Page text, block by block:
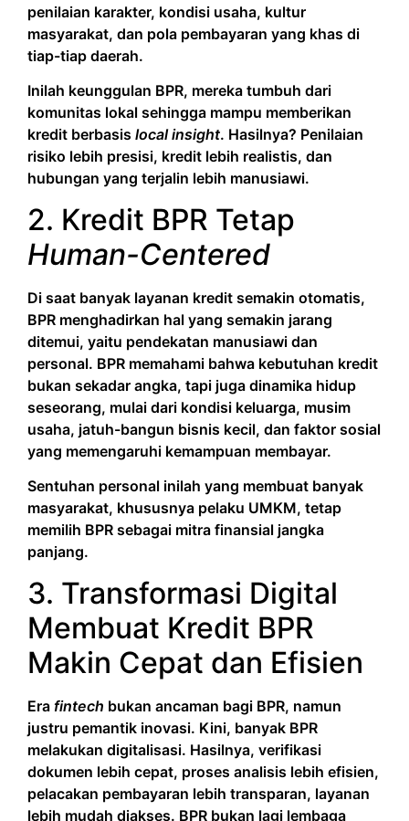
penilaian karakter, kondisi usaha, kultur
masyarakat, dan pola pembayaran yang khas di
tiap-tiap daerah.
Inilah keunggulan BPR, mereka tumbuh dari
komunitas lokal sehingga mampu memberikan
kredit berbasis local insight. Hasilnya? Penilaian
risiko lebih presisi, kredit lebih realistis, dan
hubungan yang terjalin lebih manusiawi.
2. Kredit BPR Tetap
Human-Centered
Di saat banyak layanan kredit semakin otomatis,
BPR menghadirkan hal yang semakin jarang
ditemui, yaitu pendekatan manusiawi dan
personal. BPR memahami bahwa kebutuhan kredit
bukan sekadar angka, tapi juga dinamika hidup
seseorang, mulai dari kondisi keluarga, musim
usaha, jatuh-bangun bisnis kecil, dan faktor sosial
yang memengaruhi kemampuan membayar.
Sentuhan personal inilah yang membuat banyak
masyarakat, khususnya pelaku UMKM, tetap
memilih BPR sebagai mitra finansial jangka
panjang.
3. Transformasi Digital
Membuat Kredit BPR
Makin Cepat dan Efisien
Era fintech bukan ancaman bagi BPR, namun
justru pemantik inovasi. Kini, banyak BPR
melakukan digitalisasi. Hasilnya, verifikasi
dokumen lebih cepat, proses analisis lebih efisien,
pelacakan pembayaran lebih transparan, layanan
lebih mudah diakses. BPR bukan lagi lembaga